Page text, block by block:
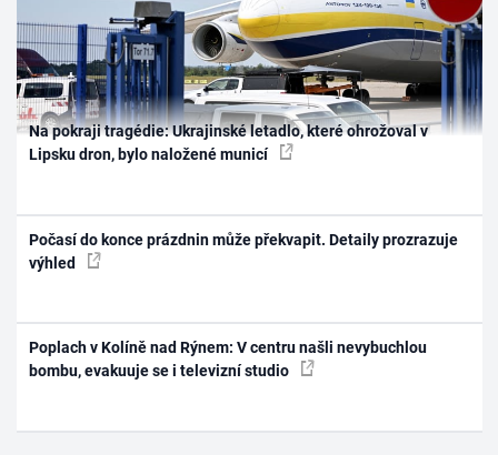
Na pokraji tragédie: Ukrajinské letadlo, které ohrožoval v
Lipsku dron, bylo naložené municí
Počasí do konce prázdnin může překvapit. Detaily prozrazuje
výhled
Poplach v Kolíně nad Rýnem: V centru našli nevybuchlou
bombu, evakuuje se i televizní studio